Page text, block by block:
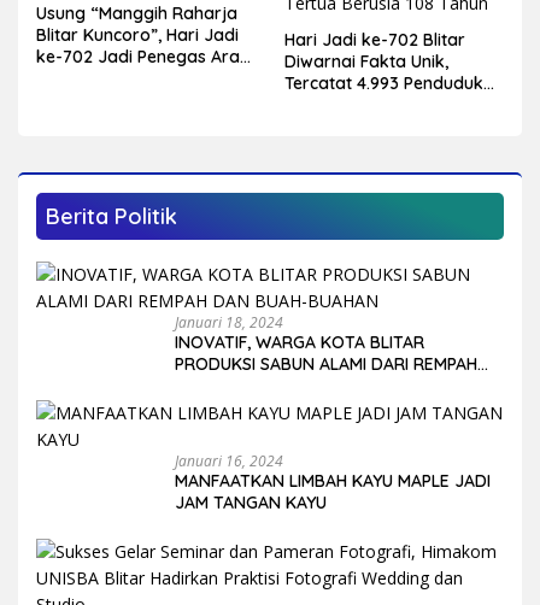
Usung “Manggih Raharja
Blitar Kuncoro”, Hari Jadi
ke-702 Jadi Penegas Arah
Hari Jadi ke-702 Blitar
Diwarnai Fakta Unik,
Tercatat 4.993 Penduduk
Berita Politik
Januari 18, 2024
INOVATIF, WARGA KOTA BLITAR
PRODUKSI SABUN ALAMI DARI REMPAH
Januari 16, 2024
MANFAATKAN LIMBAH KAYU MAPLE JADI
JAM TANGAN KAYU